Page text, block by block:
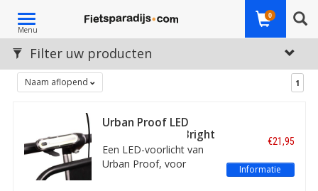
Toggle
navigation
Menu
0
Filter uw producten
Naam aflopend 1
Urban Proof LED
Voorlicht Ultra Bright
Oplaadbaar
Een LED-voorlicht van
Urban Proof, voor
€21,95
Informatie